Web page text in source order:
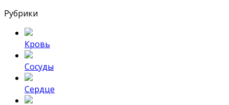
Рубрики
Кровь
Сосуды
Сердце